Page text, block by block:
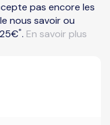
pas encore les
nous savoir ou
*. En savoir plus